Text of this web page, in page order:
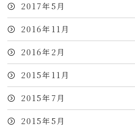
2017年5月
2016年11月
2016年2月
2015年11月
2015年7月
2015年5月